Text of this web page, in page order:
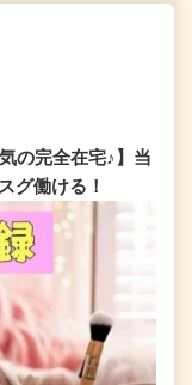
の完全在宅♪】当
グ働ける！